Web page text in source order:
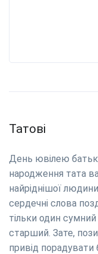
Татові
День ювілею
народження тата
найріднішої людини
сердечні слова
тільки один
старший. Зате,
привід